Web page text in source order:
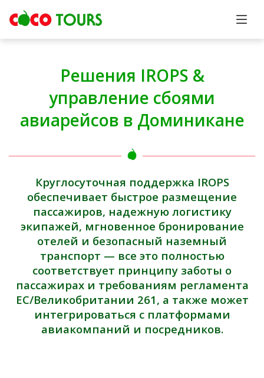
Решения IROPS &
управление сбоями
авиарейсов в Доминикане
Круглосуточная поддержка IROPS
обеспечивает быстрое размещение
пассажиров, надежную логистику
экипажей, мгновенное бронирование
отелей и безопасный наземный
транспорт — все это полностью
соответствует принципу заботы о
пассажирах и требованиям регламента
ЕС/Великобритании 261, а также может
интегрироваться с платформами
авиакомпаний и посредников.